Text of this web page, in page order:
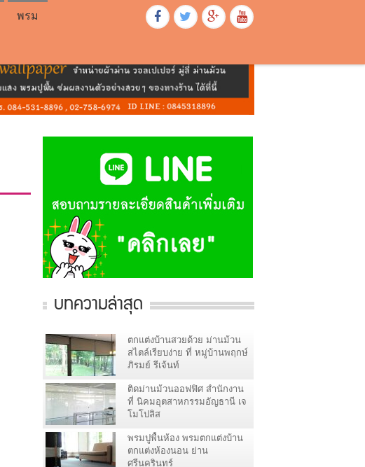
พรม
บทความล่าสุด
ตกแต่งบ้านสวยด้วย ม่านม้วน
สไตล์เรียบง่าย ที่ หมู่บ้านพฤกษ์
ภิรมย์ รีเจ้นท์
ติดม่านม้วนออฟฟิศ สำนักงาน
ที่ นิคมอุตสาหกรรมอัญธานี เจ
โมโปลิส
พรมปูพื้นห้อง พรมตกแต่งบ้าน
ตกแต่งห้องนอน ย่าน
ศรีนครินทร์